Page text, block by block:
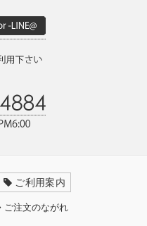
ご利用案内
ご注文のながれ